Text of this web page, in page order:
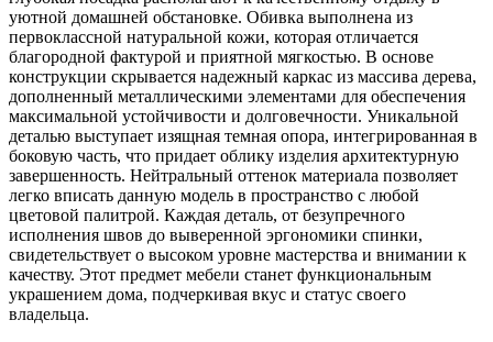
уютной домашней обстановке. Обивка выполнена из
первоклассной натуральной кожи, которая отличается
благородной фактурой и приятной мягкостью. В основе
конструкции скрывается надежный каркас из массива дерева,
дополненный металлическими элементами для обеспечения
максимальной устойчивости и долговечности. Уникальной
деталью выступает изящная темная опора, интегрированная в
боковую часть, что придает облику изделия архитектурную
завершенность. Нейтральный оттенок материала позволяет
легко вписать данную модель в пространство с любой
цветовой палитрой. Каждая деталь, от безупречного
исполнения швов до выверенной эргономики спинки,
свидетельствует о высоком уровне мастерства и внимании к
качеству. Этот предмет мебели станет функциональным
украшением дома, подчеркивая вкус и статус своего
владельца.